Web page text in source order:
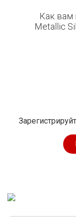
Как вам
Metallic